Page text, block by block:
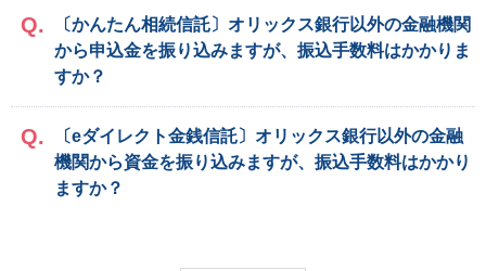
〔かんたん相続信託〕オリックス銀行以外の金融機関
から申込金を振り込みますが、振込手数料はかかりま
すか？
〔eダイレクト金銭信託〕オリックス銀行以外の金融
機関から資金を振り込みますが、振込手数料はかかり
ますか？